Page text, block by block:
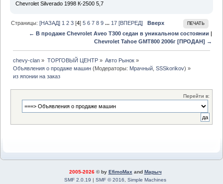
Chevrolet Silverado 1998 К-2500 5,7
ПЕЧАТЬ
Страницы:[НАЗАД] 1 2 3 [4]5 6 7 8 9 ... 17 [ВПЕРЕД]
Вверх
← В продаже Chevrolet Aveo T300 седан в уникальном состоянии
Chevrolet Tahoe GMT800 2006г [ПРОДАН] →
chevy-clan » ТОРГОВЫЙ ЦЕНТР» Авто Рынок»
Объявления о продаже машин (Модераторы: Мрачный ,SSSkorikov) »
из японии на заказ
Перейти в:
2005-2026© by EfimoMax and Марыч
SMF 2.0.19 | SMF © 2016
Simple Machines